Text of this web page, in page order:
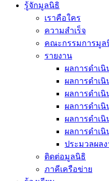
รู้จักมูลนิธิ
เราคือใคร
ความสำเร็จ
คณะกรรมการมูล
รายงาน
ผลการดำเ
ผลการดำเนิ
ผลการดำเนิ
ผลการดำเ
ผลการดำเ
ผลการดำเ
ประมวลผลง
ติดต่อมูลนิธิ
ภาคีเครือข่าย